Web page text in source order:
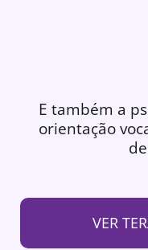
E também a
orientação
VER